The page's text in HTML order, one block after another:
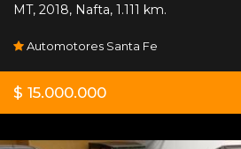
MT, 2018, Nafta, 1.111 km.
Automotores Santa Fe
$ 15.000.000